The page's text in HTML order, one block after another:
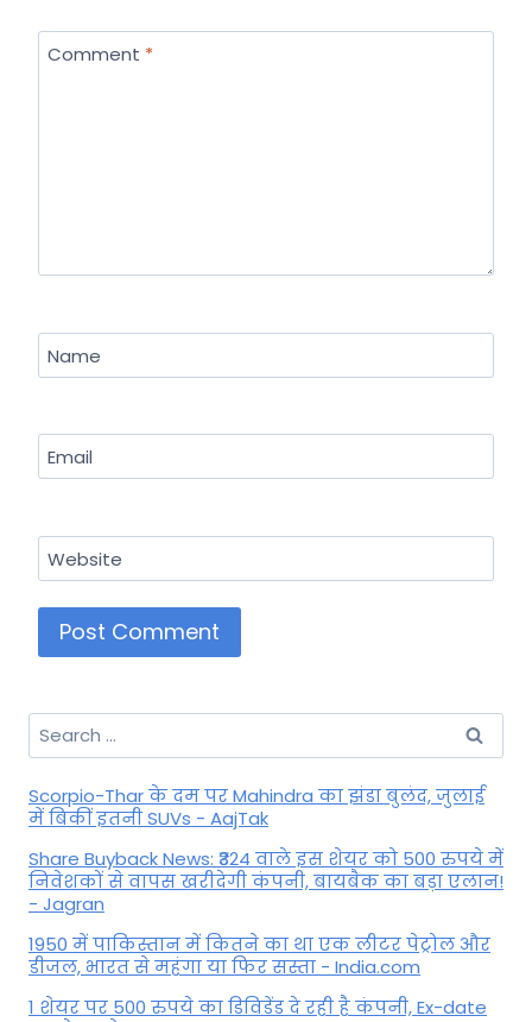
Comment *
Name
Email
Website
Search
for:
Scorpio-Thar के दम पर Mahindra का झंडा बुलंद, जुलाई
में बिकीं इतनी SUVs - AajTak
Share Buyback News: ₹324 वाले इस शेयर को 500 रुपये में
निवेशकों से वापस खरीदेगी कंपनी, बायबैक का बड़ा एलान!
- Jagran
1950 में पाकिस्तान में कितने का था एक लीटर पेट्रोल और
डीजल, भारत से महंगा या फिर सस्ता - India.com
1 शेयर पर 500 रुपये का डिविडेंड दे रही है कंपनी, Ex-date